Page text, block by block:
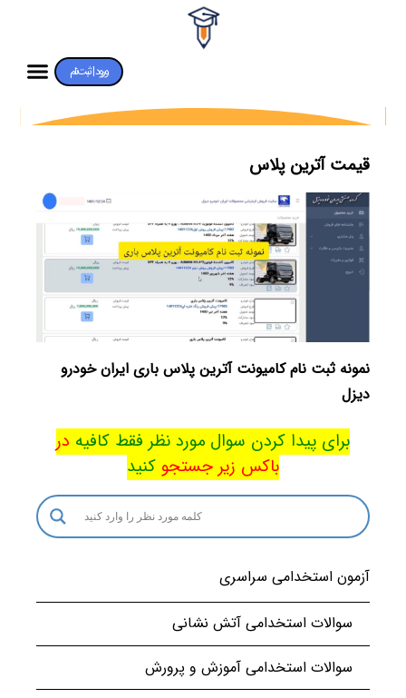
ورود | ثبت‌نام
قیمت آترین پلاس
نمونه ثبت نام کامیونت آترین پلاس باری ایران خودرو
دیزل
برای پیدا کردن سوال مورد نظر فقط کافیه در
باکس زیر جستجو کنید
آزمون استخدامی سراسری
سوالات استخدامی آتش نشانی
سوالات استخدامی آموزش و پرورش